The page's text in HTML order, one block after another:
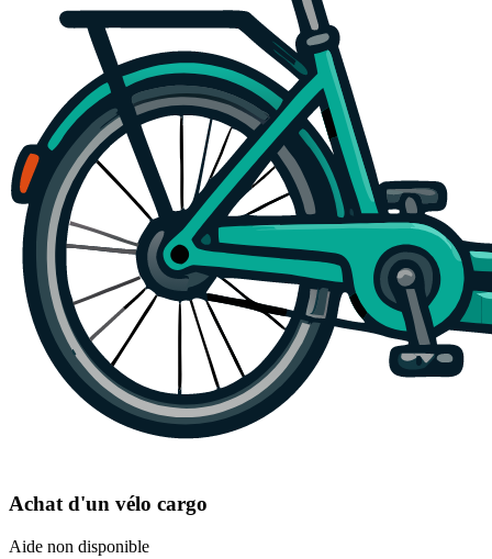
Achat d'un vélo cargo
Aide non disponible